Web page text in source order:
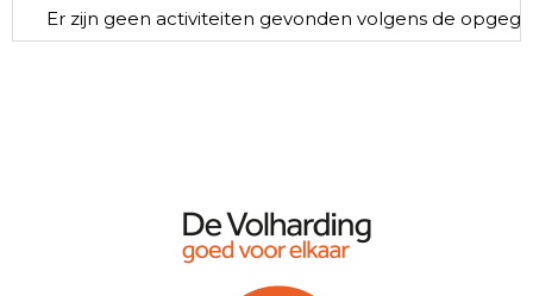
Er zijn geen activiteiten gevonden volgens de